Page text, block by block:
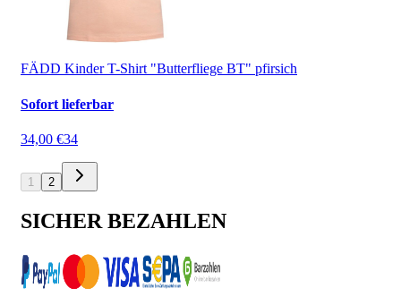
FÄDD Kinder T-Shirt "Butterfliege BT" pfirsich
Sofort lieferbar
34,00 €34
1 2
SICHER BEZAHLEN